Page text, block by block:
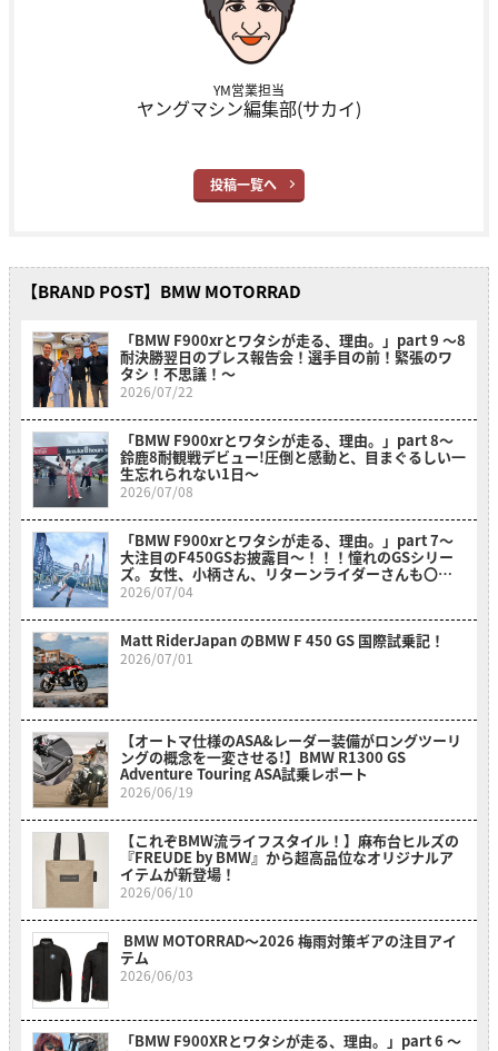
YM営業担当
ヤングマシン編集部(サカイ)
投稿一覧へ
【BRAND POST】BMW MOTORRAD
「BMW F900xrとワタシが走る、理由。」part 9 〜8
耐決勝翌日のプレス報告会！選手目の前！緊張のワ
タシ！不思議！〜
2026/07/22
「BMW F900xrとワタシが走る、理由。」part 8〜
鈴鹿8耐観戦デビュー!圧倒と感動と、目まぐるしい一
生忘れられない1日〜
2026/07/08
「BMW F900xrとワタシが走る、理由。」part 7～
大注目のF450GSお披露目～！！！憧れのGSシリー
ズ。女性、小柄さん、リターンライダーさんも〇〇
のおかげでスイスイ乗れそうだ？！～
2026/07/04
Matt RiderJapan のBMW F 450 GS 国際試乗記！
2026/07/01
【オートマ仕様のASA&レーダー装備がロングツーリ
ングの概念を一変させる!】BMW R1300 GS
Adventure Touring ASA試乗レポート
2026/06/19
【これぞBMW流ライフスタイル！】麻布台ヒルズの
『FREUDE by BMW』から超高品位なオリジナルア
イテムが新登場！
2026/06/10
BMW MOTORRAD〜2026 梅雨対策ギアの注目アイ
テム
2026/06/03
「BMW F900XRとワタシが走る、理由。」part 6 〜